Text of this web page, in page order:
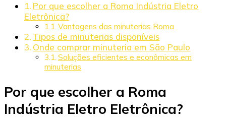
Por que escolher a Roma Indústria Eletro
Eletrônica?
Vantagens das minuterias Roma
Tipos de minuterias disponíveis
Onde comprar minuteria em São Paulo
Soluções eficientes e econômicas em
minuterias
Por que escolher a Roma
Indústria Eletro Eletrônica?